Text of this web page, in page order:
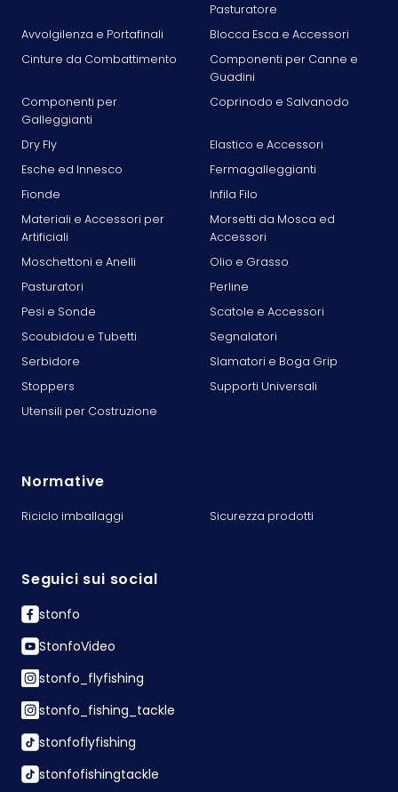
Pasturatore
Avvolgilenza e Portafinali
Blocca Esca e Accessori
Cinture da Combattimento
Componenti per Canne e
Guadini
Componenti per
Galleggianti
Coprinodo e Salvanodo
Dry Fly
Elastico e Accessori
Esche ed Innesco
Fermagalleggianti
Fionde
Infila Filo
Materiali e Accessori per
Artificiali
Morsetti da Mosca ed
Accessori
Moschettoni e Anelli
Olio e Grasso
Pasturatori
Perline
Pesi e Sonde
Scatole e Accessori
Scoubidou e Tubetti
Segnalatori
Serbidore
Slamatori e Boga Grip
Stoppers
Supporti Universali
Utensili per Costruzione
Normative
Riciclo imballaggi Sicurezza prodotti
Seguici sui social
stonfo
StonfoVideo
stonfo_flyfishing
stonfo_fishing_tackle
stonfoflyfishing
stonfofishingtackle